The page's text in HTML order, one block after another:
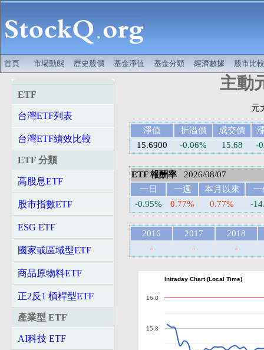
首頁 市場動態 歷史股價 基金淨值 基金分類 經濟數據 股市比較
ETF
台灣ETF列表
台灣ETF績效比較
ETF 分類
高股息ETF
股市指數ETF
ESG ETF
國家或區域型ETF
商品原物料ETF
正2反1 槓桿型ETF
產業型 ETF
AI科技 ETF
主動
淨值 折溢價 成交價
15.6900
-0.06% 15.68 -
ETF 報酬率 2026/08/07
一日
一週 本月以來
一
-0.95%
0.77% 0.77% -
2016 2017
2018
-
- -
Intraday Chart (Local Time)
15.8
16.0